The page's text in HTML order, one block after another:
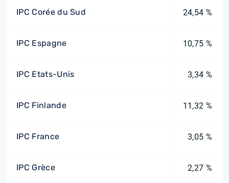
IPC Corée du Sud 24,54 %
IPC Espagne 10,75 %
IPC Etats-Unis 3,34 %
IPC Finlande 11,32 %
IPC France 3,05 %
IPC Grèce 2,27 %